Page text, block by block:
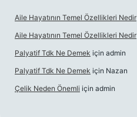
Aile Hayatının Temel Özellikleri Nedir
Aile Hayatının Temel Özellikleri Nedir
Palyatif Tdk Ne Demek için admin
Palyatif Tdk Ne Demek için Nazan
Çelik Neden Önemli için admin